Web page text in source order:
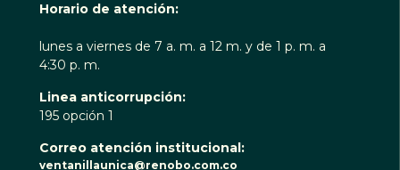
Horario de atención:
lunes a viernes de 7 a. m. a 12 m. y de 1 p. m. a
4:30 p. m.
Linea anticorrupción:
195 opción 1
Correo atención institucional:
ventanillaunica@renobo.com.co